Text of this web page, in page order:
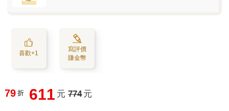
喜歡+1
寫評價
賺金幣
79 折 611 元 774 元